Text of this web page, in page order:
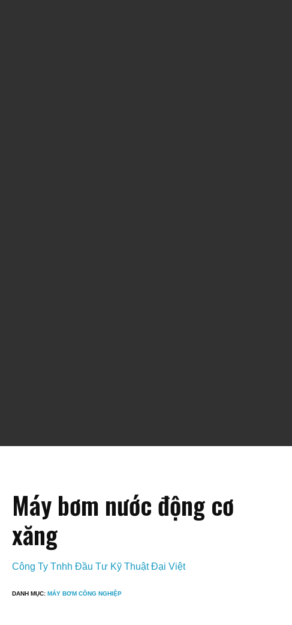
Máy bơm nước động cơ
xăng
Công Ty Tnhh Đầu Tư Kỹ Thuật Đại Việt
DANH MỤC: MÁY BƠM CÔNG NGHIỆP